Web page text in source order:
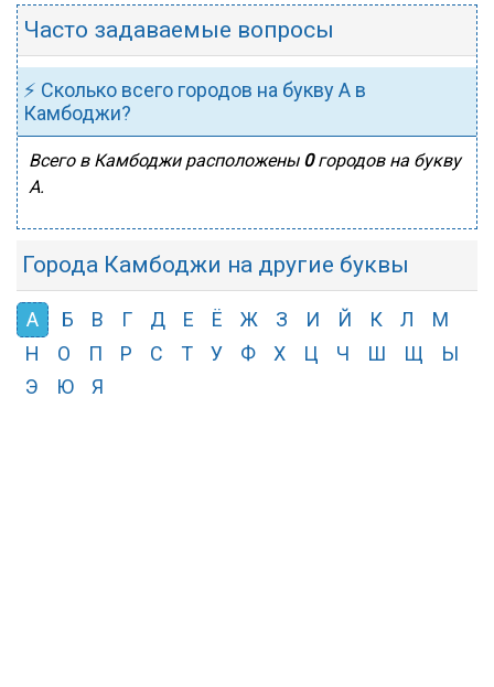
Часто задаваемые вопросы
⚡ Сколько всего городов на букву А в
Камбоджи?
Всего в Камбоджи расположены 0городов на букву
А.
Города Камбоджи на другие буквы
А Б В Г Д Е Ё Ж З И Й К Л
М
Н
О П Р С Т У Ф Х Ц Ч Ш Щ
Ы
Э
Ю Я